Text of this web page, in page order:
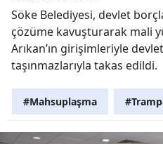
Söke Belediyesi, devlet
çözüme kavuşturarak mali
Arıkan’ın girişimleriyle
taşınmazlarıyla takas edildi.
#Mahsuplaşma